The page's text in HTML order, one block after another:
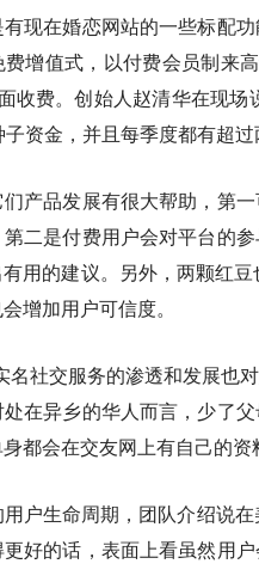
现在婚恋网站的一些标配
增值式，以付费会员制来
收费。创始人赵清华在现
资金，并且每季度都有超过
产品发展有很大帮助，第
第二是付费用户会对平台的
用的建议。另外，两颗红
增加用户可信度。
名社交服务的渗透和发展也
在异乡的华人而言，少了
都会在交友网上有自己的资
户生命周期，团队介绍说
好的话，表面上看虽然用